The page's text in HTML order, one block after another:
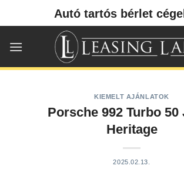
Autó tartós bérlet
KIEMELT AJÁNLATOK
Porsche 992 Turbo 50
Heritage
2025.02.13.